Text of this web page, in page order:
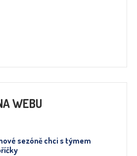
WEBU
sezóně chci s týmem